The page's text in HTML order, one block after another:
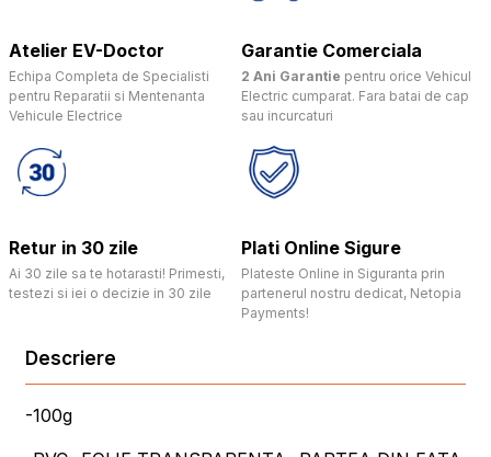
Atelier EV-Doctor
Echipa Completa de Specialisti
pentru Reparatii si Mentenanta
Vehicule Electrice
Garantie Comerciala
2 Ani Garantie pentru orice Vehicul
Electric cumparat. Fara batai de cap
sau incurcaturi
Retur in 30 zile
Ai 30 zile sa te hotarasti! Primesti,
testezi si iei o decizie in 30 zile
Plati Online Sigure
Plateste Online in Siguranta prin
partenerul nostru dedicat, Netopia
Payments!
Descriere
-100g